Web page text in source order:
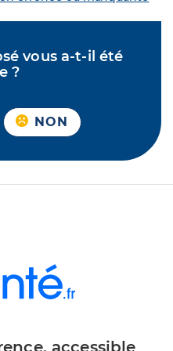
vous a-t-il été
?
NON